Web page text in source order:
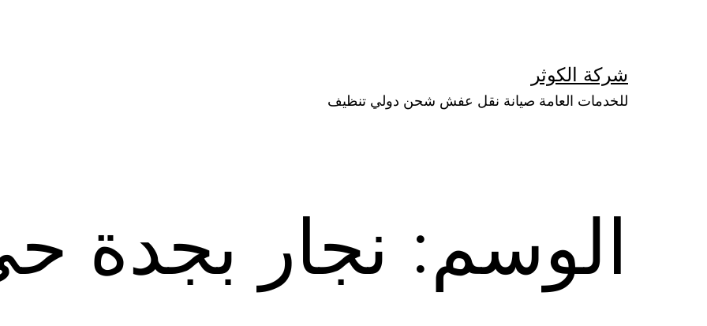
شركة الكوثر
للخدمات العامة صيانة نقل عفش شحن دولي تنظيف
الوسم: نجار بجدة